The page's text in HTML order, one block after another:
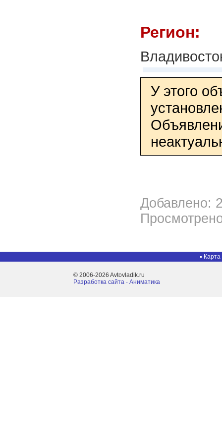
Регион:
У этого
Добавлено:
Карта
© 2006-2026 Avtovladik.ru
Разработка сайта - Aниматика